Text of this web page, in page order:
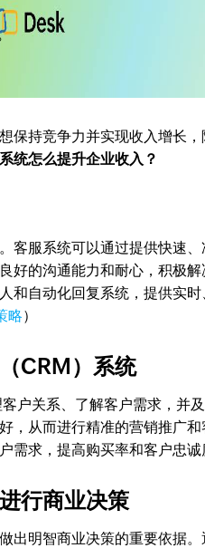
保持竞争力并实现收入增长
统怎么提升企业收入？
客服系统可以通过提供快速
好的沟通能力和耐心，积极解
和自动化回复系统，提供实
略）
CRM）系统
户关系、了解客户需求，并
，从而进行精准的营销推广
需求，提高购买率和客户忠诚
行商业决策
出明智商业决策的重要依据